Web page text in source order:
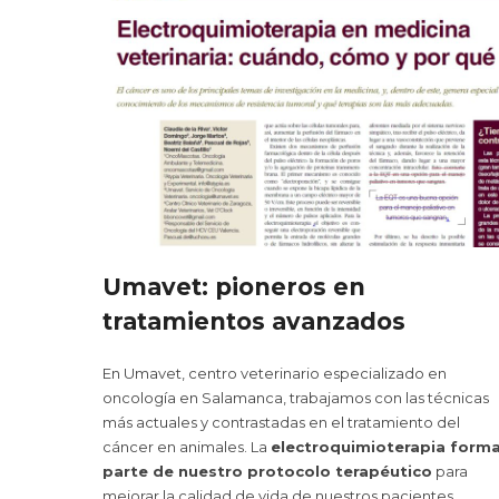
Umavet: pioneros en
tratamientos avanzados
En Umavet, centro veterinario especializado en
oncología en Salamanca, trabajamos con las técnicas
más actuales y contrastadas en el tratamiento del
cáncer en animales. La electroquimioterapia
parte de nuestro protocolo terapéutico para